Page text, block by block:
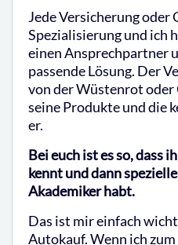
Jede Versicherung oder
Spezialisierung und ich
einen Ansprechpartner
passende Lösung. Der
von der Wüstenrot oder
seine Produkte und die
er.
Bei euch ist es so, dass
kennt und dann
Akademiker habt.
Das ist mir einfach
Autokauf. Wenn ich